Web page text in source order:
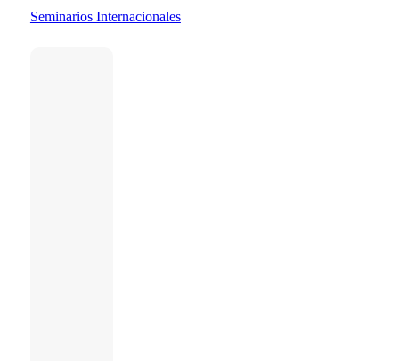
Seminarios Internacionales